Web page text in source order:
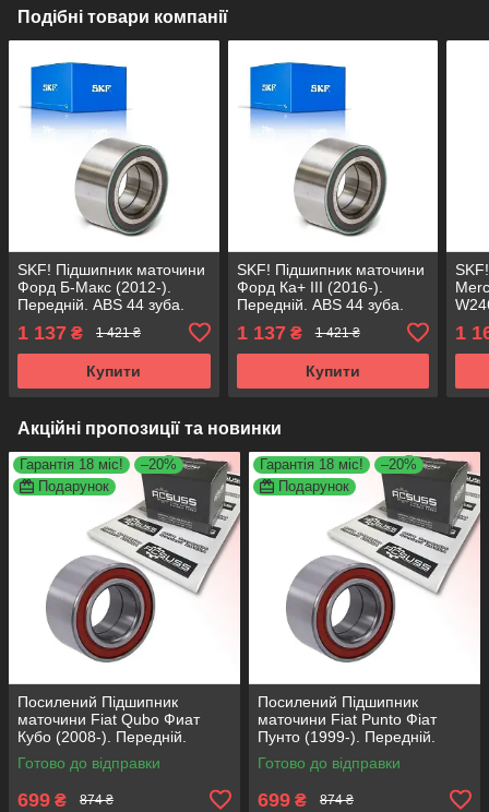
Подібні товари компанії
SKF! Підшипник маточини
Форд Б-Макс (2012-).
Передній. ABS 44 зуба.
713615730 Німеччина!
1 137 ₴ 1 421 ₴
Купити
SKF! Підшипник маточини
Форд Ка+ III (2016-).
Передній. ABS 44 зуба.
713615730 Німеччина!
1 137₴ 1 421 ₴
Купити
1
Акційні пропозиції та новинки
Гарантія 18 міс!
–20%
Подарунок
Посилений Підшипник
маточини Fiat Qubo Фиат
Кубо (2008-). Передній.
АКСУСС Корея! VKBA3538 ,
R158.44 , 713690750
Готово до відправки
699 ₴ 874 ₴
Гарантія 18 міс!
–20%
Подарунок
Посилений Підшипник
маточини Fiat Punto Фіат
Пунто (1999-). Передній.
АКСУСС Корея! VKBA3538 ,
R158.44 , 713690750
Готово до відправки
699 ₴ 874 ₴